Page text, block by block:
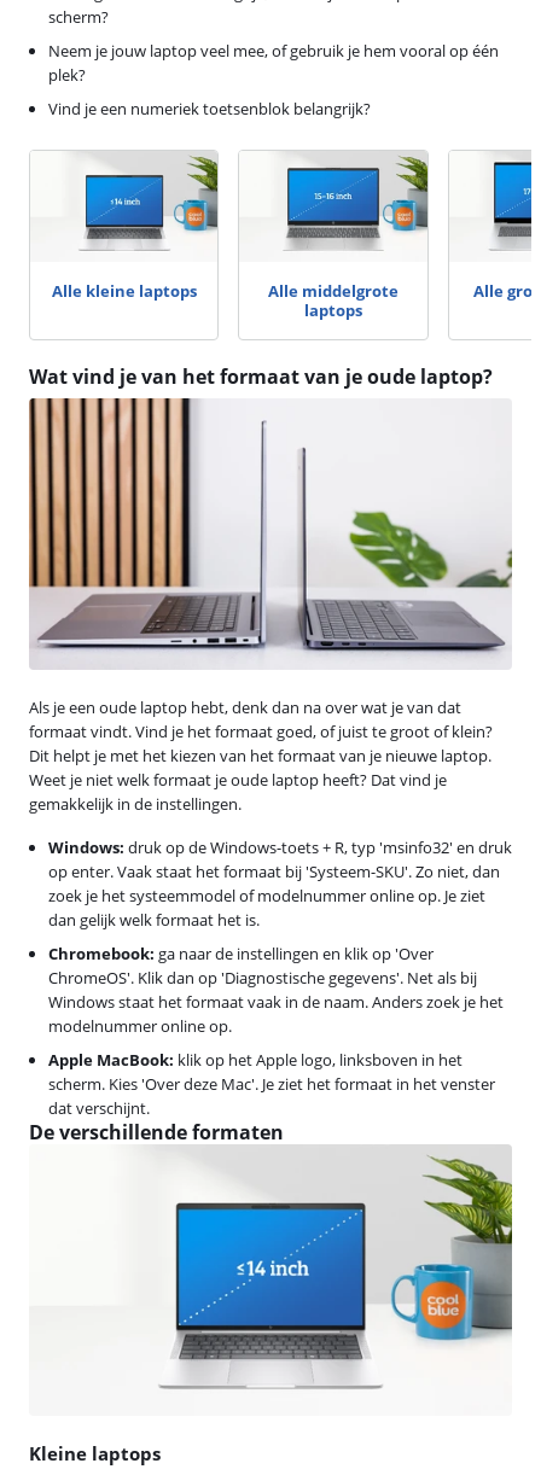
scherm?
Neem je jouw laptop veel mee, of gebruik je hem vooral op één
plek?
Vind je een numeriek toetsenblok belangrijk?
Alle kleine laptops
Alle middelgrote
laptops
Alle
Wat vind je van het formaat van je oude laptop?
Als je een oude laptop hebt, denk dan na over wat je van dat
formaat vindt. Vind je het formaat goed, of juist te groot of klein?
Dit helpt je met het kiezen van het formaat van je nieuwe laptop.
Weet je niet welk formaat je oude laptop heeft? Dat vind je
gemakkelijk in de instellingen.
Windows: druk op de Windows-toets + R, typ 'msinfo32' en druk
op enter. Vaak staat het formaat bij 'Systeem-SKU'. Zo niet, dan
zoek je het systeemmodel of modelnummer online op. Je ziet
dan gelijk welk formaat het is.
Chromebook: ga naar de instellingen en klik op 'Over
ChromeOS'. Klik dan op 'Diagnostische gegevens'. Net als bij
Windows staat het formaat vaak in de naam. Anders zoek je het
modelnummer online op.
Apple MacBook: klik op het Apple logo, linksboven in het
scherm. Kies 'Over deze Mac'. Je ziet het formaat in het venster
dat verschijnt.
De verschillende formaten
Kleine laptops